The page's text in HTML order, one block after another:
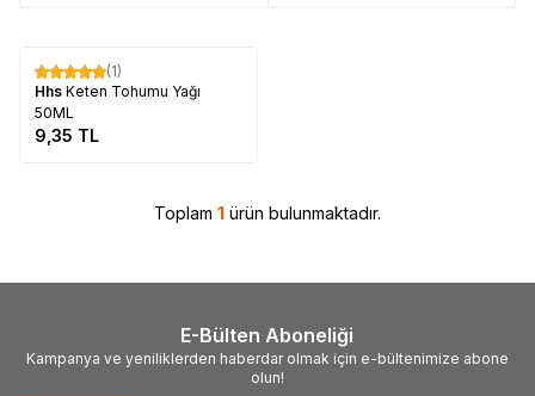
(1)
Hhs Keten Tohumu Yağı
50ML
9,35 TL
Toplam 1 ürün bulunmaktadır.
E-Bülten Aboneliği
Kampanya ve yeniliklerden haberdar olmak için e-bültenimize abone
olun!